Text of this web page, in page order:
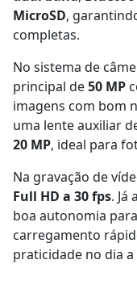
MicroSD,
completas.
No sistema de
principal de50 MP
imagens com bom
uma lente auxiliar
20 MP, ideal para
Na gravação de
Full HD a 30 fps. Já
boa autonomia
carregamento
praticidade no dia a